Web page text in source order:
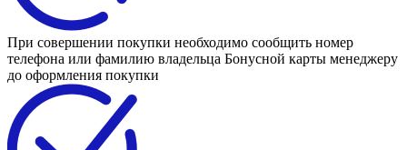
При совершении покупки необходимо сообщить номер
телефона или фамилию владельца Бонусной карты менеджеру
до оформления покупки